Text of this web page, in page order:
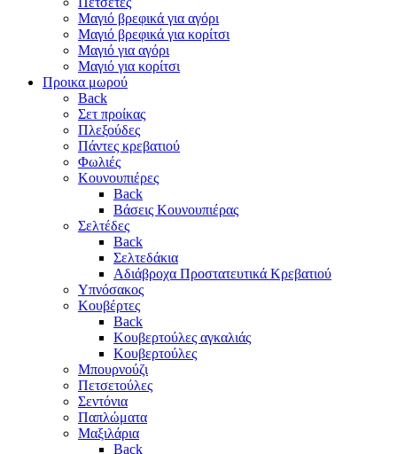
Μαγιό βρεφικά για αγόρι
Μαγιό βρεφικά για κορίτσι
Μαγιό για αγόρι
Μαγιό για κορίτσι
Προικα μωρού
Back
Σετ προίκας
Πλεξούδες
Πάντες κρεβατιού
Φωλιές
Κουνουπιέρες
Back
Βάσεις Κουνουπιέρας
Σελτέδες
Back
Σελτεδάκια
Αδιάβροχα Προστατευτικά Κρεβατιού
Υπνόσακος
Κουβέρτες
Back
Κουβερτούλες αγκαλιάς
Κουβερτούλες
Μπουρνούζι
Πετσετούλες
Σεντόνια
Παπλώματα
Μαξιλάρια
Back